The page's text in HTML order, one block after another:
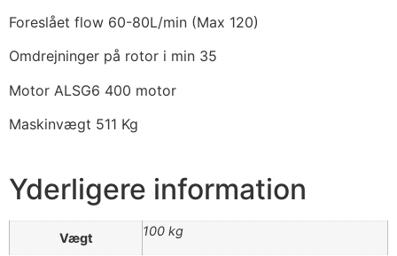
Foreslået flow 60-80L/min (Max 120)
Omdrejninger på rotor i min 35
Motor ALSG6 400 motor
Maskinvægt 511 Kg
Yderligere information
Vægt 100 kg